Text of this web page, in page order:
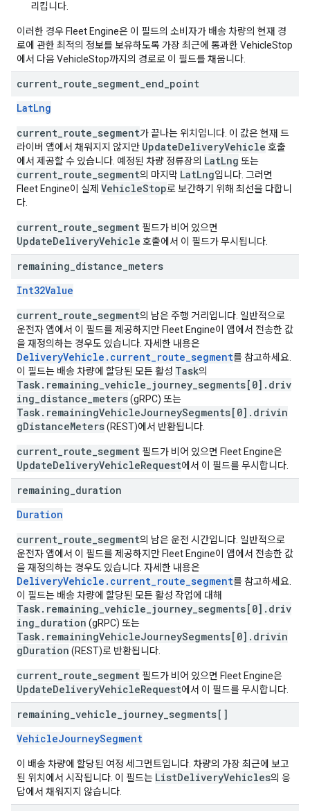
리킵니다.
이러한 경우 Fleet Engine은 이 필드의 소비자가 배송 차량의 현재 경
로에 관한 최적의 정보를 보유하도록 가장 최근에 통과한 VehicleStop
에서 다음 VehicleStop까지의 경로로 이 필드를 채웁니다.
current route segment end point
LatLng
current_route_segment가 끝나는 위치입니다. 이 값은 현재 드
라이버 앱에서 채워지지 않지만 UpdateDeliveryVehicle 호출
에서 제공할 수 있습니다. 예정된 차량 정류장의 LatLng 또는
current_route_segment의 마지막 LatLng입니다. 그러면
Fleet Engine이 실제 VehicleStop로 보간하기 위해 최선을 다합니
다.
current_route_segment 필드가 비어 있으면
UpdateDeliveryVehicle 호출에서 이 필드가 무시됩니다.
remaining distance meters
Int32Value
current_route_segment의 남은 주행 거리입니다. 일반적으로
운전자 앱에서 이 필드를 제공하지만 Fleet Engine이 앱에서 전송한 값
을 재정의하는 경우도 있습니다. 자세한 내용은
DeliveryVehicle.current_route_segment를 참고하세요.
이 필드는 배송 차량에 할당된 모든 활성 Task의
Task.remaining_vehicle_journey_segments[0].driv
ing_distance_meters(gRPC) 또는
Task.remainingVehicleJourneySegments[0].drivin
gDistanceMeters(REST)에서 반환됩니다.
current_route_segment 필드가 비어 있으면 Fleet Engine은
UpdateDeliveryVehicleRequest에서 이 필드를 무시합니다.
remaining duration
Duration
current_route_segment의 남은 운전 시간입니다. 일반적으로
운전자 앱에서 이 필드를 제공하지만 Fleet Engine이 앱에서 전송한 값
을 재정의하는 경우도 있습니다. 자세한 내용은
DeliveryVehicle.current_route_segment를 참고하세요.
이 필드는 배송 차량에 할당된 모든 활성 작업에 대해
Task.remaining_vehicle_journey_segments[0].driv
ing_duration (gRPC) 또는
Task.remainingVehicleJourneySegments[0].drivin
gDuration (REST)로 반환됩니다.
current_route_segment 필드가 비어 있으면 Fleet Engine은
UpdateDeliveryVehicleRequest에서 이 필드를 무시합니다.
remaining vehicle journey segments[]
VehicleJourneySegment
이 배송 차량에 할당된 여정 세그먼트입니다. 차량의 가장 최근에 보고
된 위치에서 시작됩니다. 이 필드는 ListDeliveryVehicles의 응
답에서 채워지지 않습니다.